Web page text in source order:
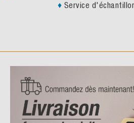
♦ Service